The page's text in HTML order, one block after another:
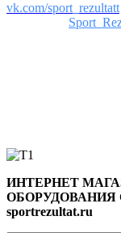
vk.com/sport_rezultatt
ИНТЕРНЕТ
ОБОРУДОВАНИЯ
sportrezultat.ru